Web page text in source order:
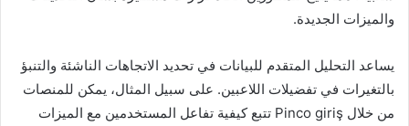
والميزات الجديدة.
يساعد التحليل المتقدم للبيانات في تحديد الاتجاهات الناشئة والتنبؤ
بالتغيرات في تفضيلات اللاعبين. على سبيل المثال، يمكن للمنصات
من خلال Pinco giriş تتبع كيفية تفاعل المستخدمين مع الميزات